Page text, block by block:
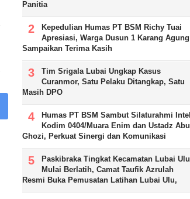
Panitia
Kepedulian Humas PT BSM Richy Tuai
Apresiasi, Warga Dusun 1 Karang Agung
Sampaikan Terima Kasih
Tim Srigala Lubai Ungkap Kasus
Curanmor, Satu Pelaku Ditangkap, Satu
Masih DPO
Humas PT BSM Sambut Silaturahmi Intel
Kodim 0404/Muara Enim dan Ustadz Abu
Ghozi, Perkuat Sinergi dan Komunikasi
Paskibraka Tingkat Kecamatan Lubai Ulu
Mulai Berlatih, Camat Taufik Azrulah
Resmi Buka Pemusatan Latihan Lubai Ulu,